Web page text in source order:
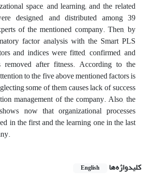
space, and learning; and the related
designed, and distributed among 39
of the mentioned company. Then, by
factor analysis with the Smart PLS
and indices were fitted, confirmed, and
after fitness. According to the
to the five above mentioned factors is
some of them causes lack of success
management of the company. Also, the
now that organizational processes
in the first and the learning one in the last
کلیدواژه‌ها English